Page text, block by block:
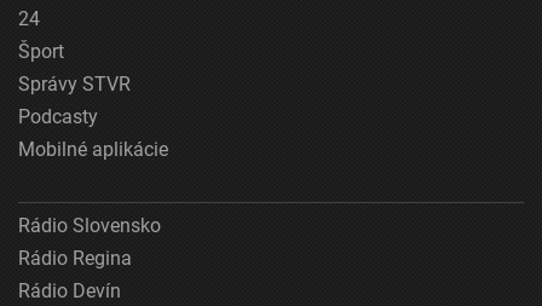
24
Šport
Správy STVR
Podcasty
Mobilné aplikácie
Rádio Slovensko
Rádio Regina
Rádio Devín